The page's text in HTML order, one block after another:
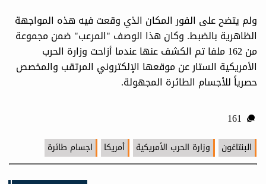
ولم يتضح على الفور المكان الذي وقعت فيه هذه المواجهة
الظاهرية بالضبط. وكان هذا الوصف "المرعب" ضمن مجموعة
من 162 ملفا تم الكشف عنها عندما أزاحت وزارة الحرب
الأمريكية الستار عن موقعها الإلكتروني المرتقب والمخصص
حصرياً للأجسام الطائرة المجهولة.
البنتاغون وزارة الحرب الأمريكية أمريكا اجسام طائرة